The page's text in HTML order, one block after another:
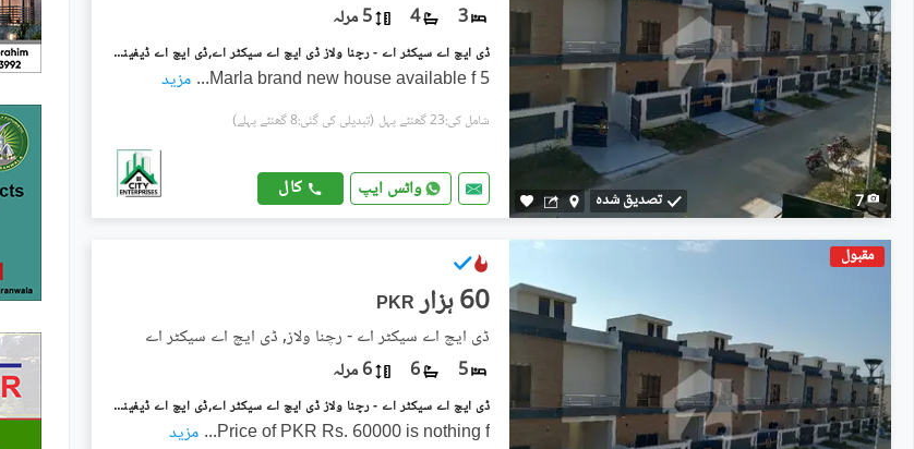
7 تصدیق شدہ
3
4 5 مرلہ
ڈی ایچ اے سیکٹر اے - رچنا ولاز ڈی ایچ اے سیکٹر اے,ڈی ایچ اے ڈیفینس,گوجرانوالہ میں 3 کمروں کا 5 مرلہ مکان 45.0 ہزار میں کرایہ پر دستیاب ہے۔
5 Marla brand new house available f
... مزید
شامل کی:23 گھنٹے پہل (تبدیلی کی گئی:8 گھنٹے پہلے)
واٹس ایپ کال
مقبول
PKR 60 ہزار
ڈی ایچ اے سیکٹر اے - رچنا ولاز, ڈی ایچ اے سیکٹر اے
5
6 6 مرلہ
ڈی ایچ اے سیکٹر اے - رچنا ولاز ڈی ایچ اے سیکٹر اے,ڈی ایچ اے ڈیفینس,گوجرانوالہ میں 5 کمروں کا 6 مرلہ مکان 60.0 ہزار میں کرایہ پر دستیاب ہے۔
Price of PKR Rs. 60000 is nothing f
... مزید